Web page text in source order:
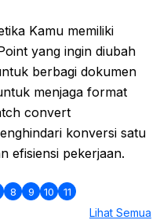
Kamu memiliki
yang ingin diubah
berbagi dokumen
menjaga format
convert
konversi satu
efisiensi pekerjaan.
8 9 10 11
Lihat Semua